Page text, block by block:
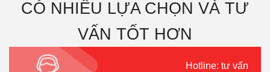
CÓ NHIỀU LỰA CHỌN VÀ TƯ
VẤN TỐT HƠN
Hotline: tư vấn